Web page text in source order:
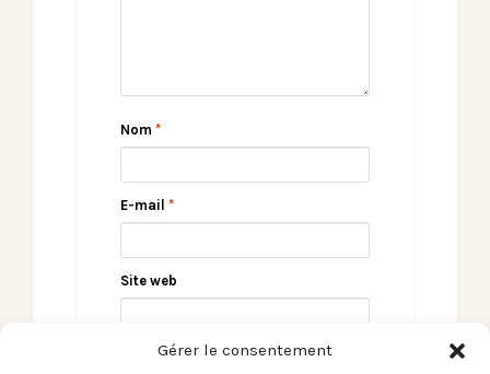
Gérer le consentement
Nom *
E-mail *
Site web